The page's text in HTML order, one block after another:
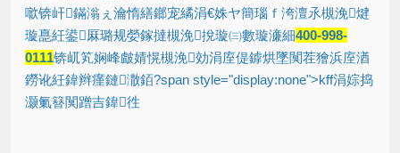
噷锛屽鏋滃ぇ瀹惰繕鎯宠繘涓€姝ヤ簡瑙ｆ洿澶氶槻浼煡
璇嗭紝鍙厤璐规嫈鎵撻槻浼挩璇㈢數璇濓細400-998-
0111锛屼笂娴峰皻婧愰槻浼効涓庢偍鎼烘墜闃茬獪浜庢湭
鐒讹紝鍏辫瘽鏈潵銆?span style="display:none">kff涓婃捣
灏氭簮闃蹭吉鍏徃